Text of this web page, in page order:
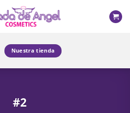
Nuestra tienda
#2